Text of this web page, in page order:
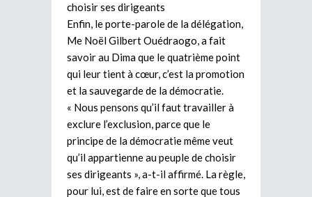
choisir ses dirigeants
Enfin, le porte-parole de la délégation,
Me Noël Gilbert Ouédraogo, a fait
savoir au Dima que le quatrième point
qui leur tient à cœur, c’est la promotion
et la sauvegarde de la démocratie.
« Nous pensons qu’il faut travailler à
exclure l’exclusion, parce que le
principe de la démocratie même veut
qu’il appartienne au peuple de choisir
ses dirigeants », a-t-il affirmé. La règle,
pour lui, est de faire en sorte que tous